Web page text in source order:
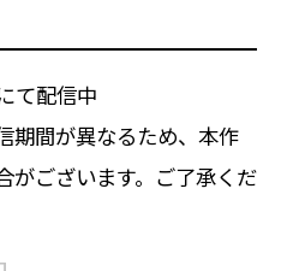
て配信中
期間が異なるため、本作
がございます。ご了承くだ